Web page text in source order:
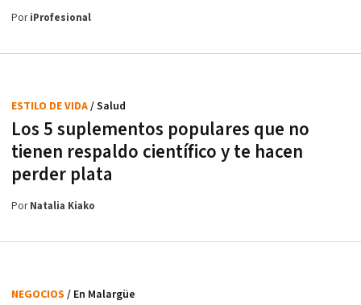
PoriProfesional
Los 5 suplementos populares que no
tienen respaldo científico y te hacen
perder plata
ESTILO DE VIDA/ Salud
PorNatalia Kiako
NEGOCIOS / En Malargüe